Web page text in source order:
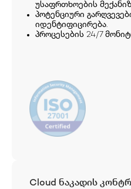
უსაფრთხოების
პოტენციური
იდენტიფიცირება.
პროცესების 24/7
Cloud ნაკადის